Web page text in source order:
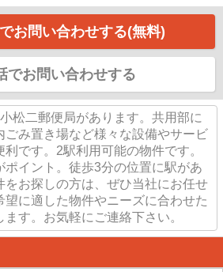
お問い合わせする(無料)
でお問い合わせする
松二郵便局があります。共用部に
ごみ置き場など様々な設備やサービ
です。2駅利用可能の物件です。
ポイント。徒歩3分の位置に駅があ
をお探しの方は、ぜひ当社にお任せ
に適した物件やニーズに合わせた
す。お気軽にご連絡下さい。